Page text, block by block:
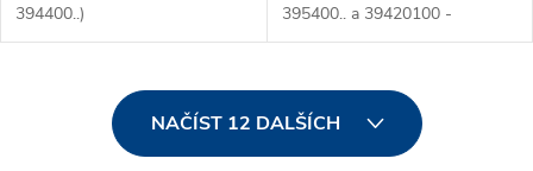
394400..)
395400.. a 39420100 -
39420155)
NAČÍST 12 DALŠÍCH